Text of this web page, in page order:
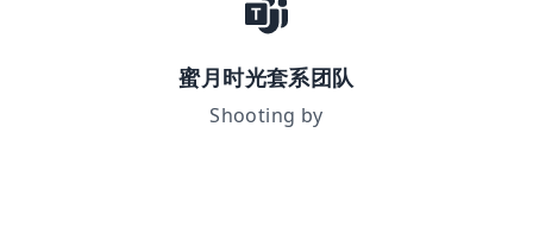
蜜月时光套系团队
Shooting by